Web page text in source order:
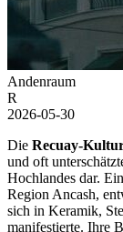
Andenraum
R
2026-05-30
Die Recuay-
und oft
Hochlandes dar.
Region Ancash,
sich in Keramik,
manifestierte. Ihre